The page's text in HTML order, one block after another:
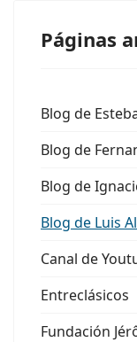
Páginas
Blog de
Blog de
Blog de
Blog de Luis
Canal de
Entreclásicos
Fundación